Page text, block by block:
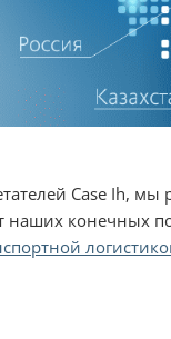
Case Ih,
наших конечных